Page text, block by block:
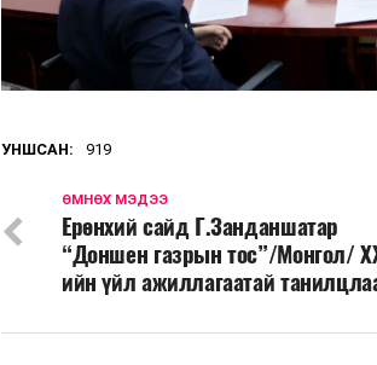
УНШСАН: 919
ӨМНӨХ МЭДЭЭ
Ерөнхий сайд Г.Занданшатар
“Доншен газрын тос”/Монгол/
ийн үйл ажиллагаатай